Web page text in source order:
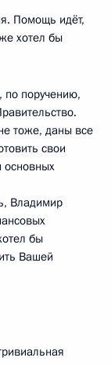
Помощь идёт,
хотел бы
по поручению,
тоже, даны все
свои
основных
Владимир
бы
Вашей